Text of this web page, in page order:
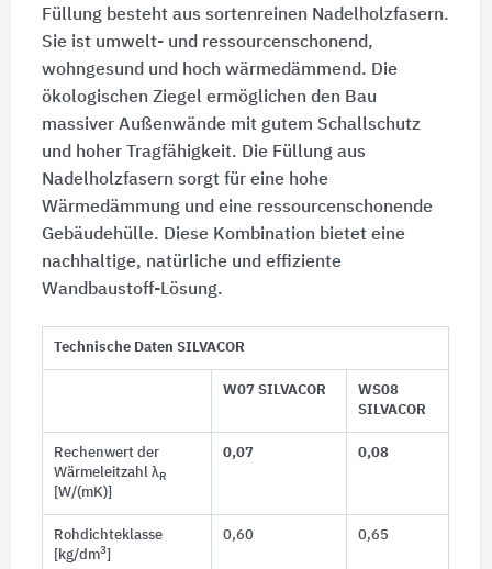
Füllung besteht aus sortenreinen Nadelholzfasern.
Sie ist umwelt- und ressourcenschonend,
wohngesund und hoch wärmedämmend. Die
ökologischen Ziegel ermöglichen den Bau
massiver Außenwände mit gutem Schallschutz
und hoher Tragfähigkeit. Die Füllung aus
Nadelholzfasern sorgt für eine hohe
Wärmedämmung und eine ressourcenschonende
Gebäudehülle. Diese Kombination bietet eine
nachhaltige, natürliche und effiziente
Wandbaustoff-Lösung.
Technische Daten SILVACOR
W07 SILVACOR
WS08
SILVACOR
Rechenwert der
Wärmeleitzahl λR
[W/(mK)]
0,07 0,08
Rohdichteklasse
[kg/dm3
0,60 0,65